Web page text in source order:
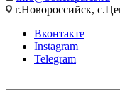
г.Новороссийск,
Вконтакте
Instagram
Telegram